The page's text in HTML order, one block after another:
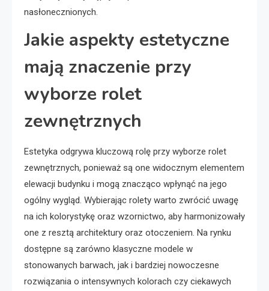
nasłonecznionych.
Jakie aspekty estetyczne
mają znaczenie przy
wyborze rolet
zewnętrznych
Estetyka odgrywa kluczową rolę przy wyborze rolet
zewnętrznych, ponieważ są one widocznym elementem
elewacji budynku i mogą znacząco wpłynąć na jego
ogólny wygląd. Wybierając rolety warto zwrócić uwagę
na ich kolorystykę oraz wzornictwo, aby harmonizowały
one z resztą architektury oraz otoczeniem. Na rynku
dostępne są zarówno klasyczne modele w
stonowanych barwach, jak i bardziej nowoczesne
rozwiązania o intensywnych kolorach czy ciekawych